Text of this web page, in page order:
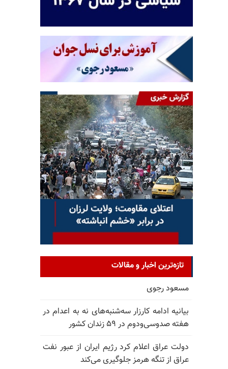
تازه‌ترین اخبار و مقالات
مسعود رجوی
بیانیه ادامه کارزار سه‌شنبه‌های نه به اعدام در
هفته صدوسی‌و‌دوم در ۵۹ زندان کشور
دولت عراق اعلام کرد رژیم ایران از عبور نفت
عراق از تنگه هرمز جلوگیری می‌کند